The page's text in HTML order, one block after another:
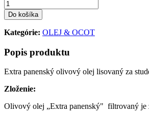
Do košíka
Kategórie: OLEJ & OCOT
Popis produktu
Extra panenský olivový olej lisovaný za
Zloženie:
Olivový olej „Extra panenský" filtrovaný je